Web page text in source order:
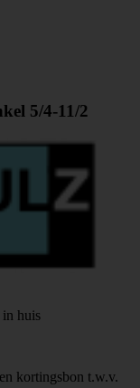
5/4-11/2
in huis
kortingsbon t.w.v.